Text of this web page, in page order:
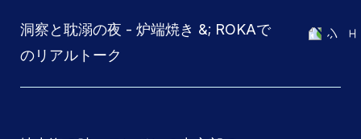
洞察と耽溺の夜 - 炉端焼き &; ROKAで
のリアルトーク